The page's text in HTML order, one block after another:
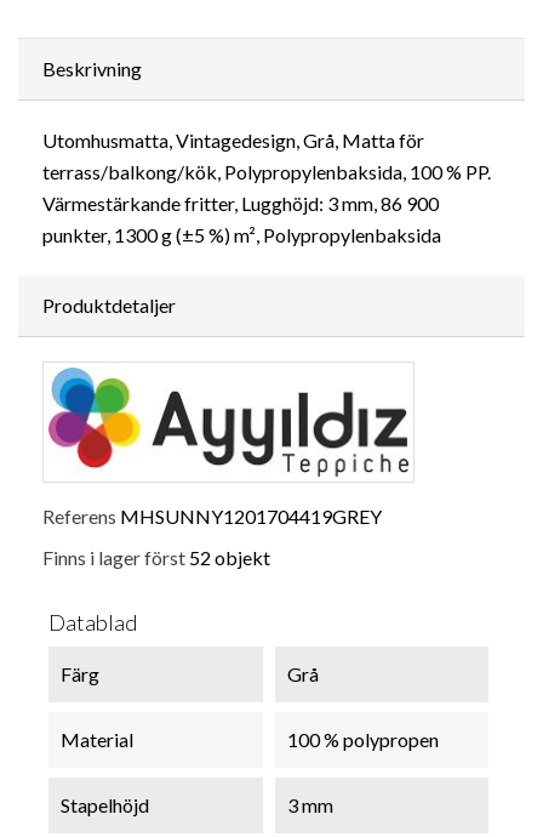
Beskrivning
Utomhusmatta, Vintagedesign, Grå, Matta för
terrass/balkong/kök, Polypropylenbaksida, 100 % PP.
Värmestärkande fritter, Lugghöjd: 3 mm, 86 900
punkter, 1300 g (±5 %) m², Polypropylenbaksida
Produktdetaljer
Referens MHSUNNY1201704419GREY
Finns i lager först 52 objekt
Datablad
Färg Grå
Material 100 % polypropen
Stapelhöjd 3 mm